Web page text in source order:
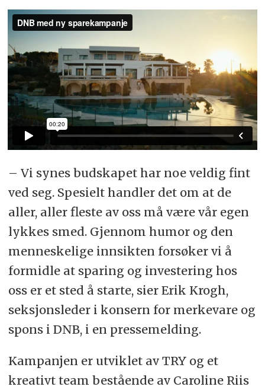
– Vi synes budskapet har noe veldig fint
ved seg. Spesielt handler det om at de
aller, aller fleste av oss må være vår egen
lykkes smed. Gjennom humor og den
menneskelige innsikten forsøker vi å
formidle at sparing og investering hos
oss er et sted å starte, sier Erik Krogh,
seksjonsleder i konsern for merkevare og
spons i DNB, i en pressemelding.
Kampanjen er utviklet av TRY og et
kreativt team bestående av Caroline Riis